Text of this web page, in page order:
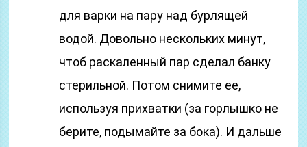
для варки на пару над бурлящей
водой. Довольно нескольких минут,
чтоб раскаленный пар сделал банку
стерильной. Потом снимите ее,
используя прихватки (за горлышко не
берите, подымайте за бока). И дальше